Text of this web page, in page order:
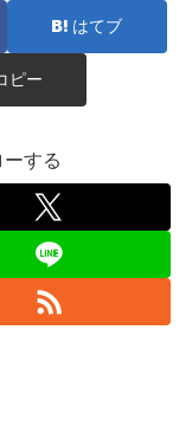
はてブ
ピー
する